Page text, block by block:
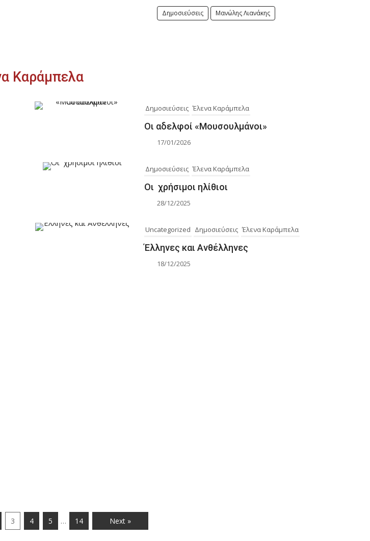
Δημοσιεύσεις Μανώλης Λιανάκης
Καράμπελα
Δημοσιεύσεις Έλενα Καράμπελα
Οι αδελφοί «Μουσουλμάνοι»
17/01/2026
Δημοσιεύσεις Έλενα Καράμπελα
Οι χρήσιμοι ηλίθιοι
28/12/2025
Uncategorized Δημοσιεύσεις Έλενα Καράμπελα
Έλληνες και Ανθέλληνες
18/12/2025
3 4 5 … 14 Next »